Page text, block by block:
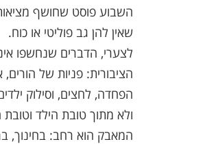
השבוע פוסט שחושף
שאין להן גב פוליטי או כוח.
לצערי, הדברים שנחשפו
הציבורית: פניות של
הפחדה, לחצים, וסילוק
ולא מתוך טובת הילד וטובת
המאבק הוא רחב: בחינוך,